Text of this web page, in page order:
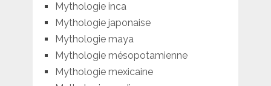
Mythologie inca
Mythologie japonaise
Mythologie maya
Mythologie mésopotamienne
Mythologie mexicaine